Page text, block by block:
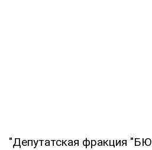
"Депутатская фракция